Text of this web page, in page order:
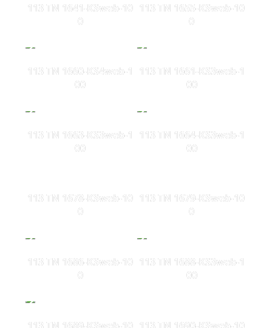
113 TN 1641-KSweb-10
0
113 TN 1655-KSweb-10
0
113 TN 1660-KS4web-1
00
113 TN 1661-KS3web-1
00
113 TN 1663-KS3web-1
00
113 TN 1664-KS3web-1
00
113 TN 1678-KSweb-10
0
113 TN 1679-KSweb-10
0
113 TN 1686-KSweb-10
0
113 TN 1688-KS3web-1
00